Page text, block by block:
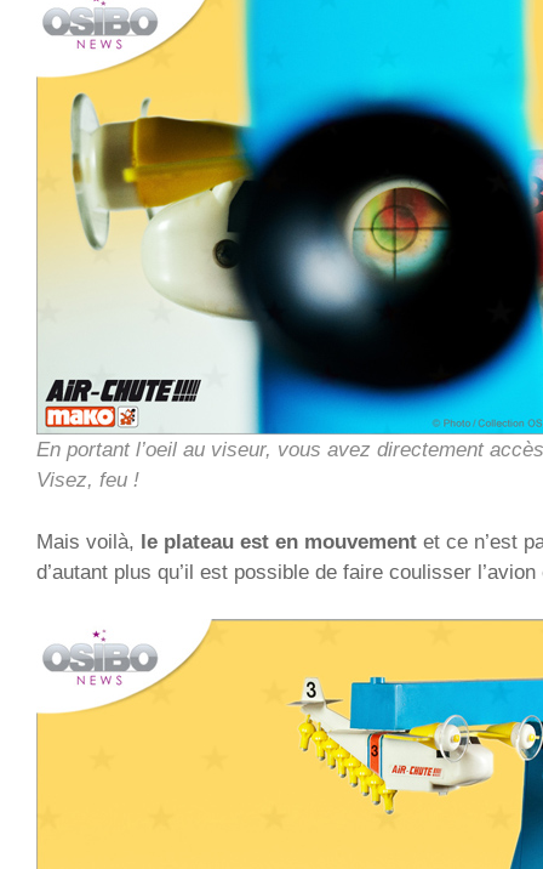
En portant l’oeil au viseur, vous avez directement
Visez, feu !
Mais voilà, le plateau est en mouvement et ce n’est
d’autant plus qu’il est possible de faire coulisser l’avion